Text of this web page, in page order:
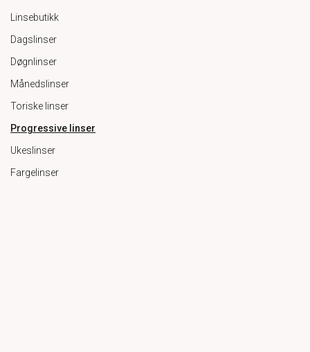
Linsebutikk
Dagslinser
Døgnlinser
Månedslinser
Toriske linser
Progressive linser
Ukeslinser
Fargelinser